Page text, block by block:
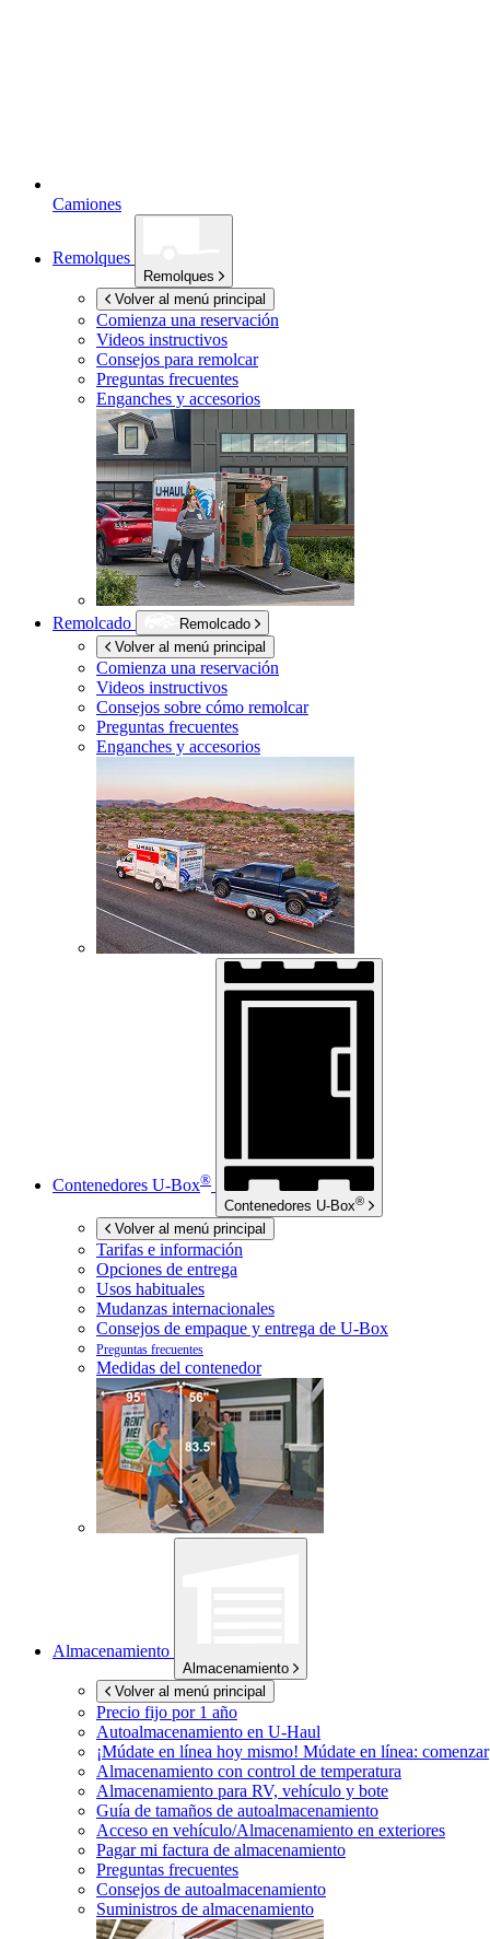
Camiones
Remolques
Remolques
Volver al menú principal
Comienza una reservación
Videos instructivos
Consejos para remolcar
Preguntas frecuentes
Enganches y accesorios
Remolcado
Remolcado
Volver al menú principal
Comienza una reservación
Videos instructivos
Consejos sobre cómo remolcar
Preguntas frecuentes
Enganches y accesorios
Contenedores U-Box®
Contenedores U-Box®
Volver al menú principal
Tarifas e información
Opciones de entrega
Usos habituales
Mudanzas internacionales
Consejos de empaque y entrega de U-Box
Preguntas frecuentes
Medidas del contenedor
Almacenamiento
Almacenamiento
Volver al menú principal
Precio fijo por 1 año
Autoalmacenamiento en U-Haul
¡Múdate en línea hoy mismo! Múdate en línea: comenzar
Almacenamiento con control de temperatura
Almacenamiento para RV, vehículo y bote
Guía de tamaños de autoalmacenamiento
Acceso en vehículo/Almacenamiento en exteriores
Pagar mi factura de almacenamiento
Preguntas frecuentes
Consejos de autoalmacenamiento
Suministros de almacenamiento